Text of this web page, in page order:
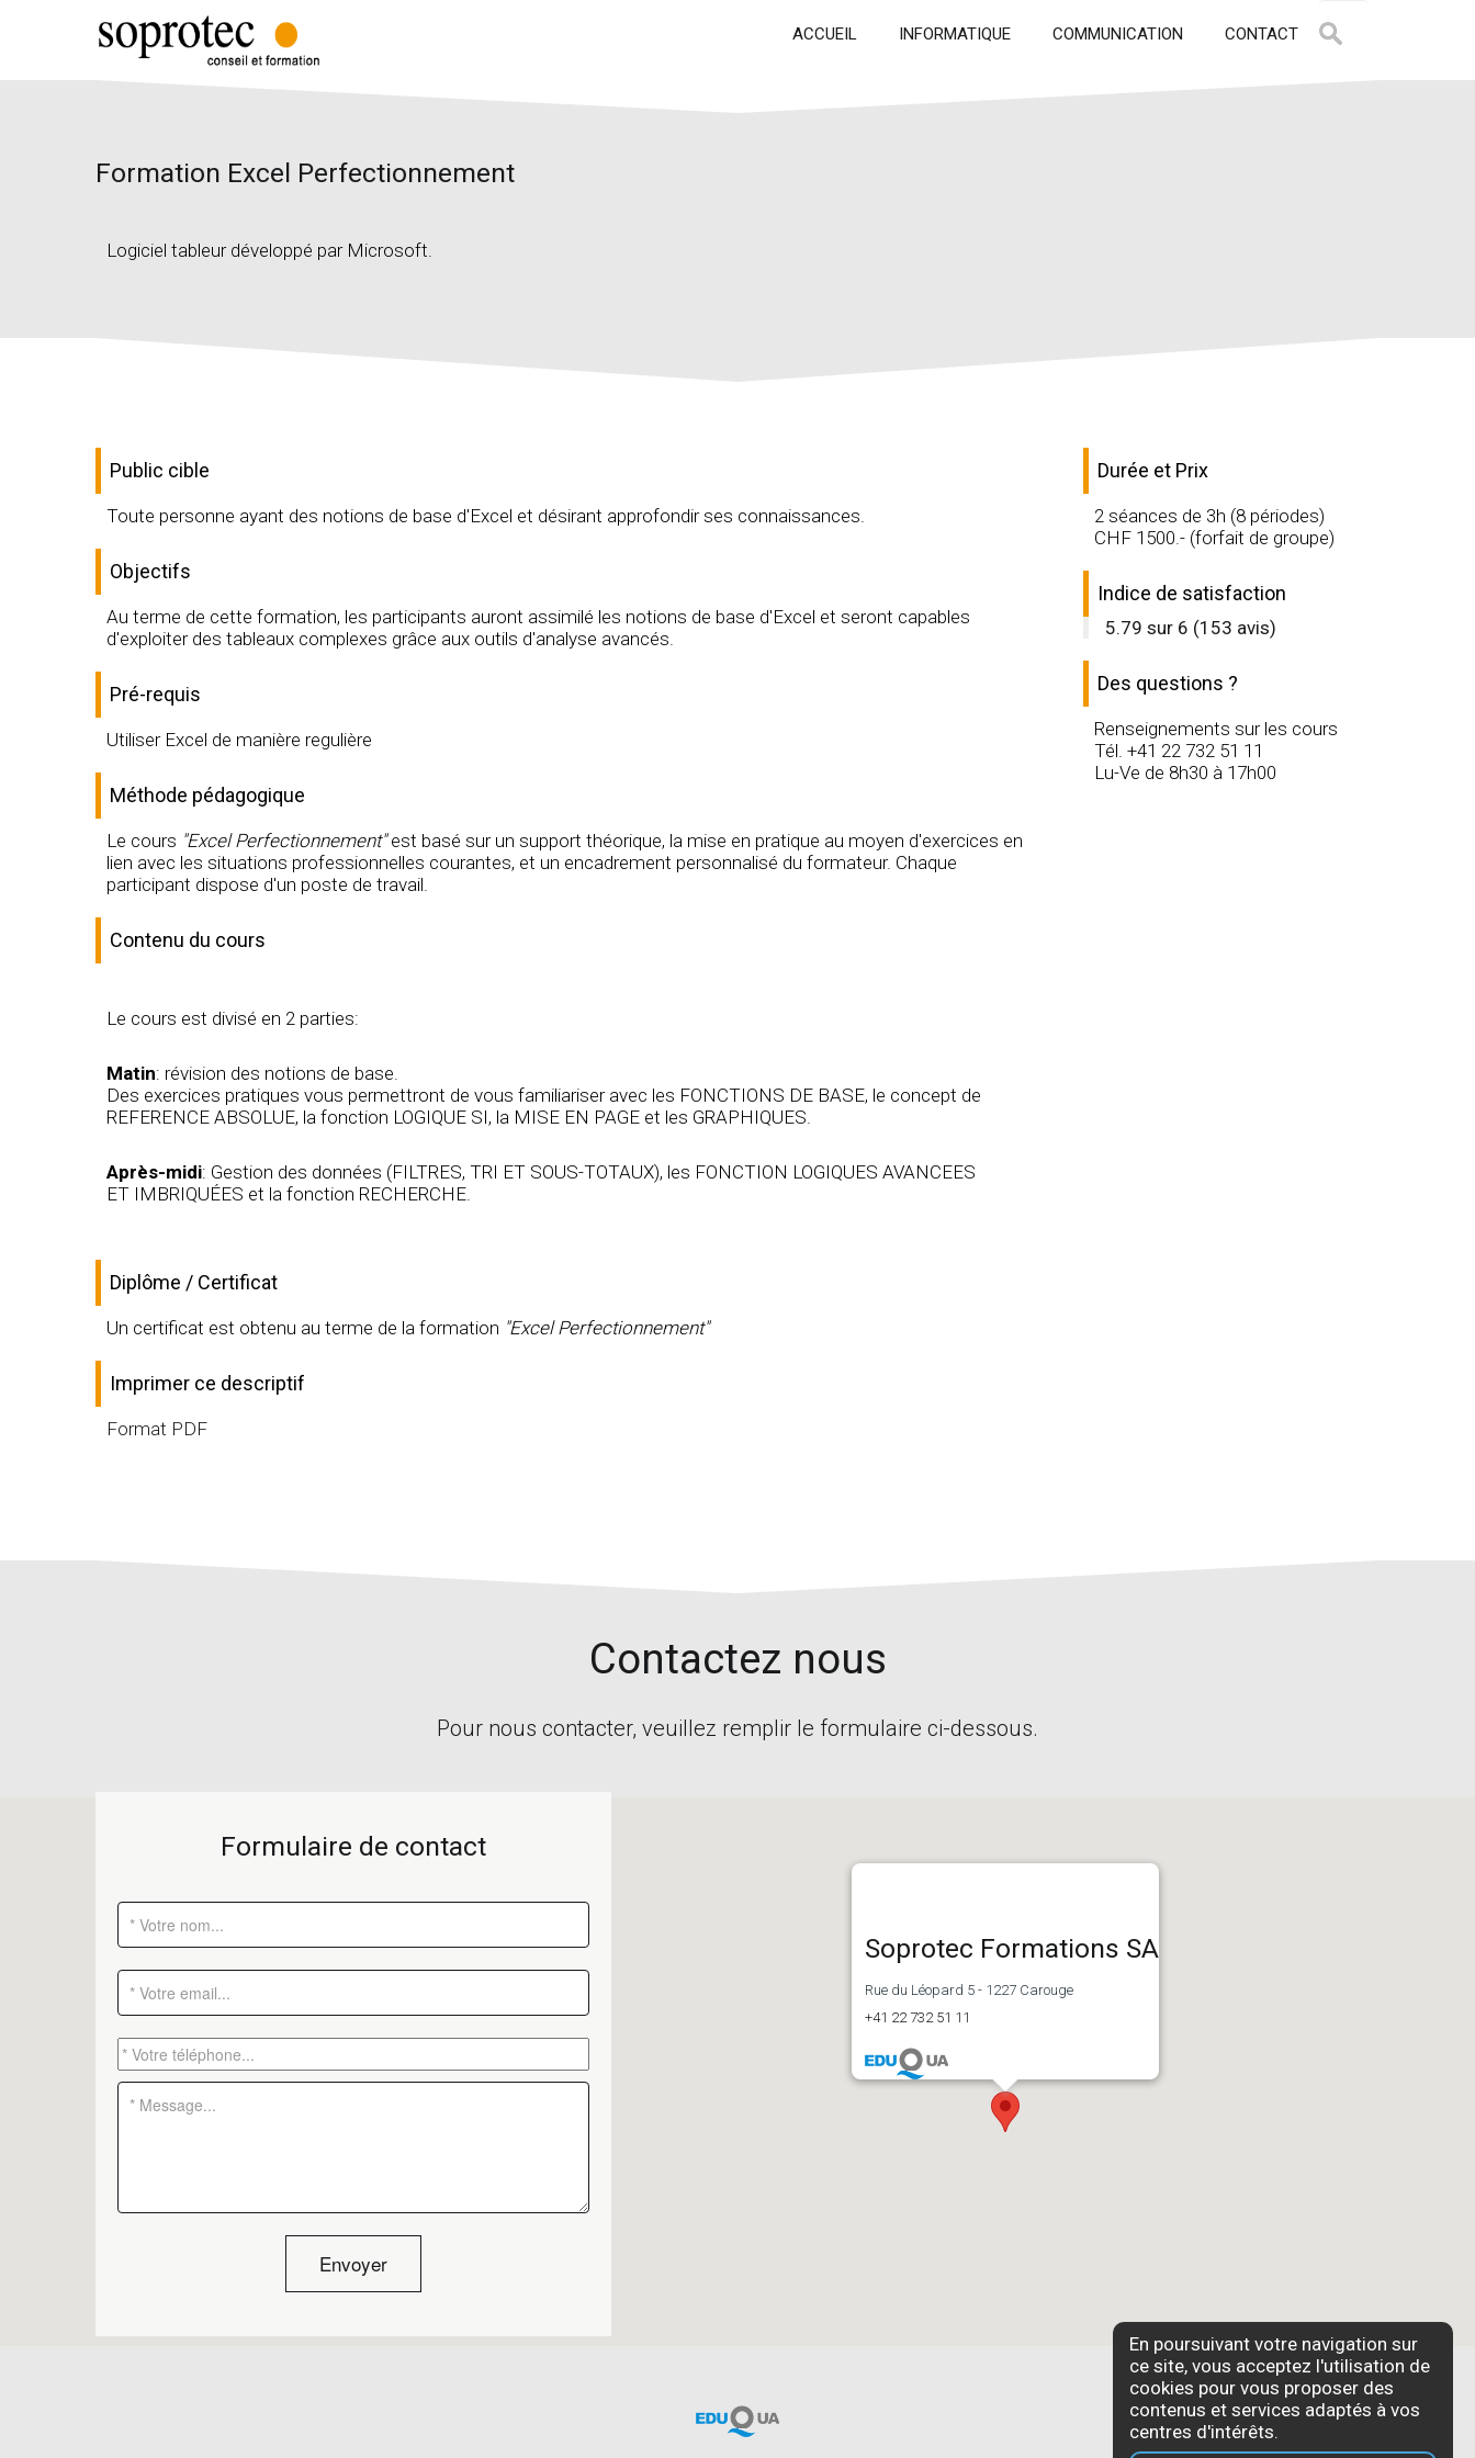
ACCUEIL INFORMATIQUE COMMUNICATION CONTACT
Formation Excel Perfectionnement
Logiciel tableur développé par Microsoft.
Public cible
Toute personne ayant des notions de base d'Excel et désirant approfondir ses connaissances.
Objectifs
Au terme de cette formation, les participants auront assimilé les notions de base d'Excel et seront capables
d'exploiter des tableaux complexes grâce aux outils d'analyse avancés.
Pré-requis
Utiliser Excel de manière regulière
Méthode pédagogique
Le cours "Excel Perfectionnement"est basé sur un support théorique, la mise en pratique au moyen d'exercices en
lien avec les situations professionnelles courantes, et un encadrement personnalisé du formateur. Chaque
participant dispose d'un poste de travail.
Contenu du cours
Le cours est divisé en 2 parties:
Matin: révision des notions de base.
Des exercices pratiques vous permettront de vous familiariser avec les FONCTIONS DE BASE, le concept de
REFERENCE ABSOLUE, la fonction LOGIQUE SI, la MISE EN PAGE et les GRAPHIQUES.
Après-midi: Gestion des données (FILTRES, TRI ET SOUS-TOTAUX), les FONCTION LOGIQUES AVANCEES
ET IMBRIQUÉES et la fonction RECHERCHE.
Diplôme / Certificat
Un certificat est obtenu au terme de la formation "Excel Perfectionnement"
Imprimer ce descriptif
Format PDF
Durée et Prix
2 séances de 3h (8 périodes)
CHF 1500.- (forfait de groupe)
Indice de satisfaction
5.79 sur 6 (153 avis)
Des questions ?
Renseignements sur les cours
Tél. +41 22 732 51 11
Lu-Ve de 8h30 à 17h00
Contactez nous
Pour nous contacter, veuillez remplir le formulaire ci-dessous.
Soprotec Formations SA
Rue du Léopard 5 - 1227 Carouge
+41 22 732 51 11
Formulaire de contact
Envoyer
En poursuivant votre navigation sur
ce site, vous acceptez l'utilisation de
cookies pour vous proposer des
contenus et services adaptés à vos
centres d'intérêts.